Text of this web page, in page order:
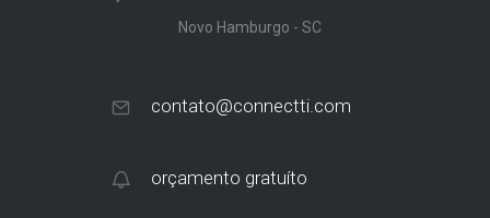
Novo Hamburgo - SC
contato@connectti.com
orçamento gratuíto